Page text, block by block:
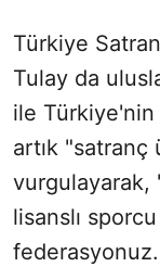
Türkiye
Tulay da
ile
artık "satranç
vurgulayarak,
lisanslı